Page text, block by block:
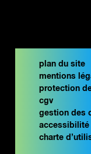
plan du site
mentions
protection
cgv
gestion des
accessibilité
charte